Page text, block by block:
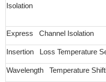
Isolation
Express Channel Isolation
Insertion Loss Temperature
Wavelength Temperature